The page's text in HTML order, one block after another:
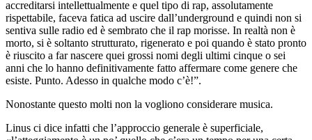
accreditarsi intellettualmente e quel tipo di rap, assolutamente
rispettabile, faceva fatica ad uscire dall’underground e quindi non si
sentiva sulle radio ed è sembrato che il rap morisse. In realtà non è
morto, si è soltanto strutturato, rigenerato e poi quando è stato pronto
è riuscito a far nascere quei grossi nomi degli ultimi cinque o sei
anni che lo hanno definitivamente fatto affermare come genere che
esiste. Punto. Adesso in qualche modo c’è!”.
Nonostante questo molti non la vogliono considerare musica.
Linus ci dice infatti che l’approccio generale è superficiale,